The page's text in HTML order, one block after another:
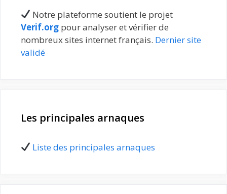
Notre plateforme soutient le projet
Verif.org pour analyser et vérifier de
nombreux sites internet français. Dernier site
validé
Les principales arnaques
Liste des principales arnaques